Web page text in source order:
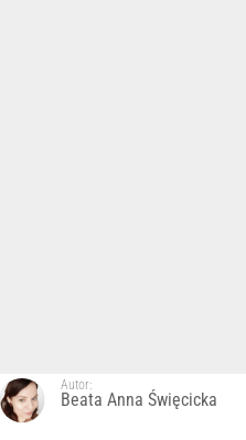
Autor:
Beata Anna Święcicka